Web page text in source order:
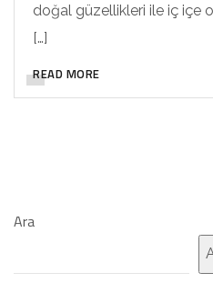
doğal güzellikleri ile iç içe
[…]
READ MORE
Ara